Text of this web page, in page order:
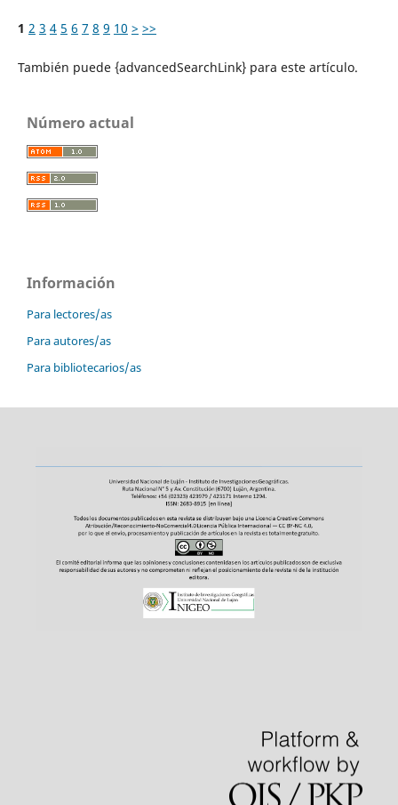
1 2 3 4 5 6 7 8 9 10 > >>
También puede {advancedSearchLink} para este artículo.
Número actual
Información
Para lectores/as
Para autores/as
Para bibliotecarios/as